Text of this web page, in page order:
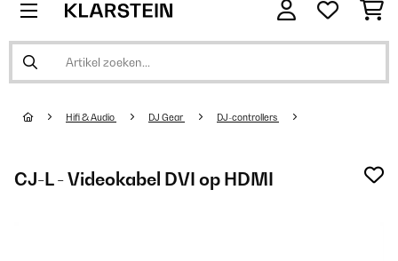
Hifi & Audio DJ Gear DJ-controllers
CJ-L - Videokabel DVI op HDMI